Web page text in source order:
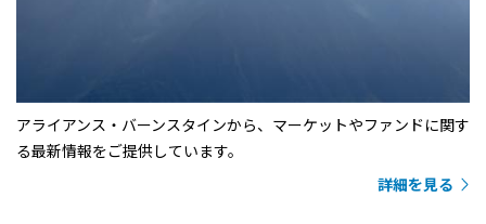
アライアンス・バーンスタインから、マーケットやファンドに関す
る最新情報をご提供しています。
詳細を見る